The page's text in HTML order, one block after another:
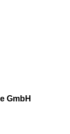
GmbH